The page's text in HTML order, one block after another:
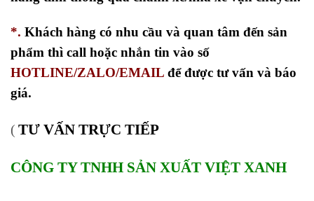
*. Khách hàng có nhu cầu và quan tâm đến sản
phẩm thì call hoặc nhắn tin vào số
HOTLINE/ZALO/EMAIL để được tư vấn và báo
giá.
( TƯ VẤN TRỰC TIẾP
CÔNG TY TNHH SẢN XUẤT VIỆT XANH